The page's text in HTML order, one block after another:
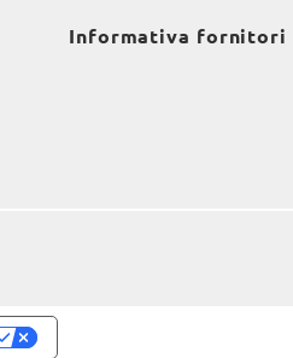
Informativa fornitori